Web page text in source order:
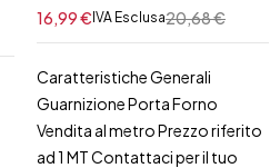
20,68€
16,99€IVA Esclusa
Caratteristiche Generali
Guarnizione Porta Forno
Vendita al metro Prezzo riferito
ad 1 MT Contattaci per il tuo